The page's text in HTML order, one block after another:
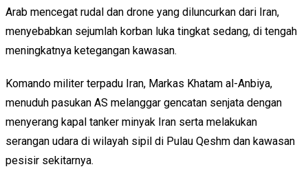
Arab mencegat rudal dan drone yang diluncurkan dari Iran,
menyebabkan sejumlah korban luka tingkat sedang, di tengah
meningkatnya ketegangan kawasan.
Komando militer terpadu Iran, Markas Khatam al-Anbiya,
menuduh pasukan AS melanggar gencatan senjata dengan
menyerang kapal tanker minyak Iran serta melakukan
serangan udara di wilayah sipil di Pulau Qeshm dan kawasan
pesisir sekitarnya.